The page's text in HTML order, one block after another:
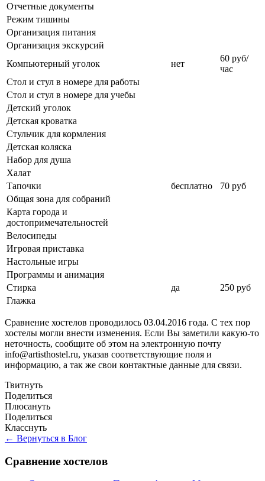
Отчетные документы
Режим тишины
Организация питания
Организация экскурсий
Компьютерный уголок
нет
60 руб/
час
Стол и стул в номере для работы
Стол и стул в номере для учебы
Детский уголок
Детская кроватка
Стульчик для кормления
Детская коляска
Набор для душа
Халат
Тапочки
бесплатно
70 руб
Общая зона для собраний
Карта города и
достопримечательностей
Велосипеды
Игровая приставка
Настольные игры
Программы и анимация
Стирка
да
250 руб
Глажка
Сравнение хостелов проводилось 03.04.2016 года. С тех пор
хостелы могли внести изменения. Если Вы заметили какую-то
неточность, сообщите об этом на электронную почту
info@artisthostel.ru, указав соответствующие поля и
информацию, а так же свои контактные данные для связи.
Твитнуть
Поделиться
Плюсануть
Поделиться
Класснуть
← Вернуться в Блог
Сравнение хостелов